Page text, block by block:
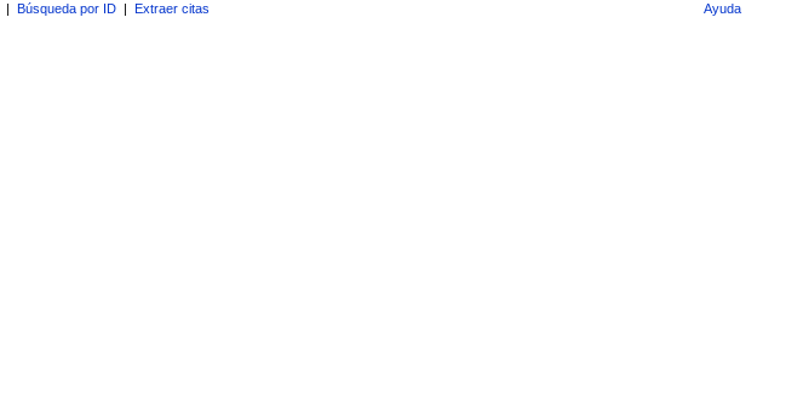
| Búsqueda por ID | Extraer citas Ayuda